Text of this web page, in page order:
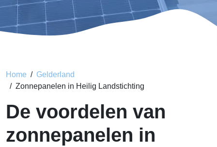
Home
Gelderland
Zonnepanelen in Heilig Landstichting
De voordelen van
zonnepanelen in